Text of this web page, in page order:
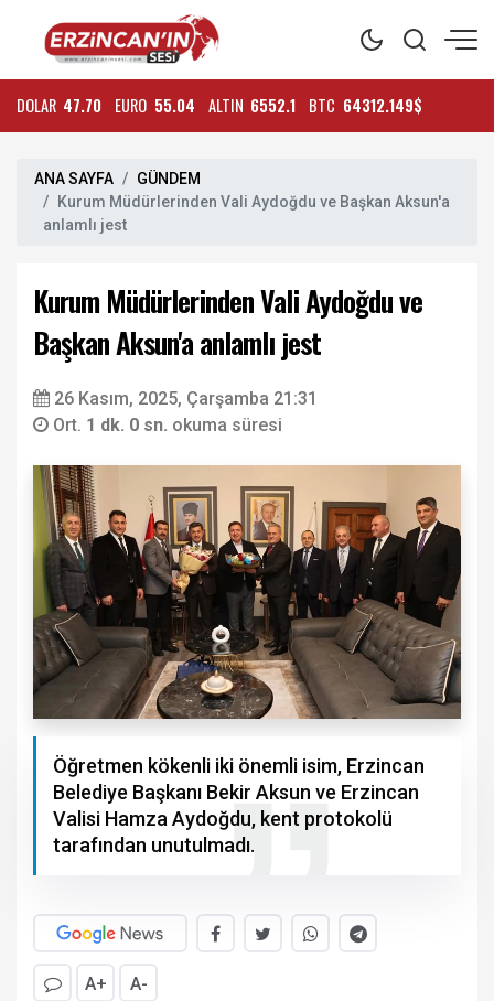
DOLAR 47.70 EURO 55.04 ALTIN 6552.1 BTC 64312.149$
ANA SAYFA
GÜNDEM
Kurum Müdürlerinden Vali Aydoğdu ve Başkan Aksun'a
anlamlı jest
Kurum Müdürlerinden Vali Aydoğdu ve
Başkan Aksun'a anlamlı jest
26 Kasım, 2025, Çarşamba 21:31
Ort. 1 dk. 0 sn. okuma süresi
Öğretmen kökenli iki önemli isim, Erzincan
Belediye Başkanı Bekir Aksun ve Erzincan
Valisi Hamza Aydoğdu, kent protokolü
tarafından unutulmadı.
A+ A-